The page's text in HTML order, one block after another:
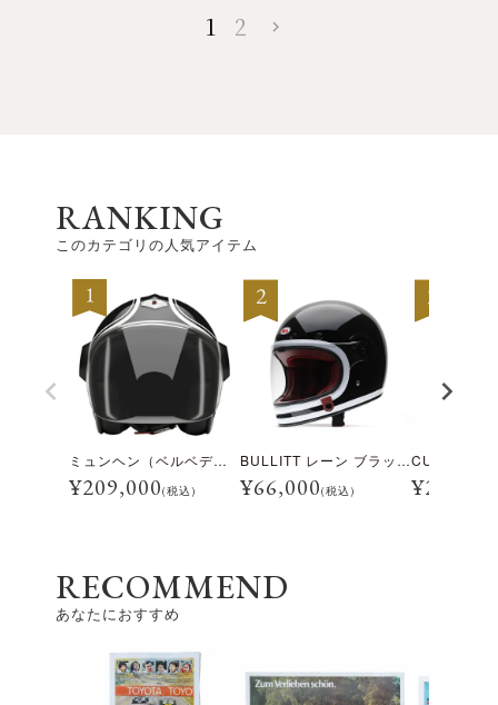
1 2
RANKING
このカテゴリの人気アイテム
ミュンヘン（ベルベデーレ）
¥209,000(税込)
BULLITT レーン ブラック/ホワイト
¥66,000(税込) ¥28,600
RECOMMEND
あなたにおすすめ